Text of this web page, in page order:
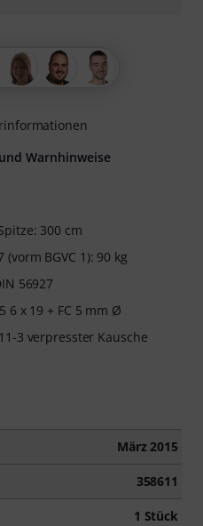
300 cm
BGVC 1): 90 kg
56927
6 x 19 + FC 5 mm Ø
3 verpresster Kausche
März 2015
358611
1 Stück
Warnhinweise